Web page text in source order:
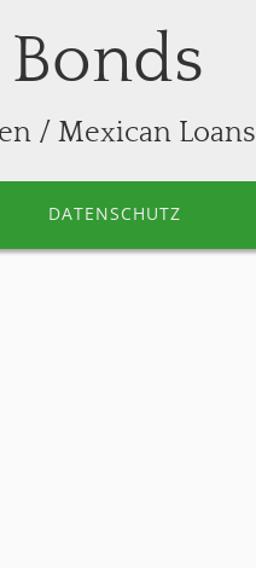
/ Mexican Loans
DATENSCHUTZ